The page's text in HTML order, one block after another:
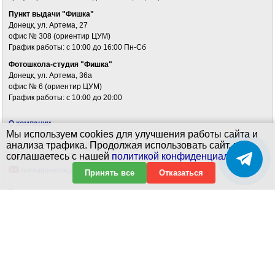
Пункт выдачи "Фишка"
Донецк, ул. Артема, 27
офис № 308 (ориентир ЦУМ)
График работы: c 10:00 до 16:00 Пн-Сб
Фотошкола-студия "Фишка"
Донецк, ул. Артема, 36а
офис № 6 (ориентир ЦУМ)
График работы: c 10:00 до 20:00
О компании
Консультация с 10:00 до 20:00 Пн-Вс
+7 (949) 312-22-74
fishkadonetsk@yandex.ru
Галерея
Мы используем cookies для улучшения работы сайта и
анализа трафика. Продолжая использовать сайт, вы
соглашаетесь с нашей политикой конфиденциальности .
Принять все Отказаться